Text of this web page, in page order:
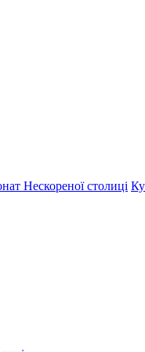
Нескореної столиці